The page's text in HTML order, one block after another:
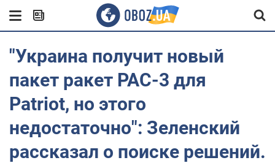
"Украина получит новый
пакет ракет PAC-3 для
Patriot, но этого
недостаточно": Зеленский
рассказал о поиске решений.